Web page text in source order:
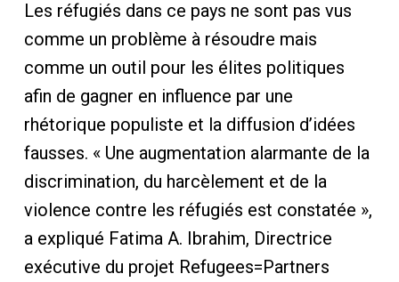
Les réfugiés dans ce pays ne sont pas vus
comme un problème à résoudre mais
comme un outil pour les élites politiques
afin de gagner en influence par une
rhétorique populiste et la diffusion d’idées
fausses. « Une augmentation alarmante de la
discrimination, du harcèlement et de la
violence contre les réfugiés est constatée »,
a expliqué Fatima A. Ibrahim, Directrice
exécutive du projet Refugees=Partners